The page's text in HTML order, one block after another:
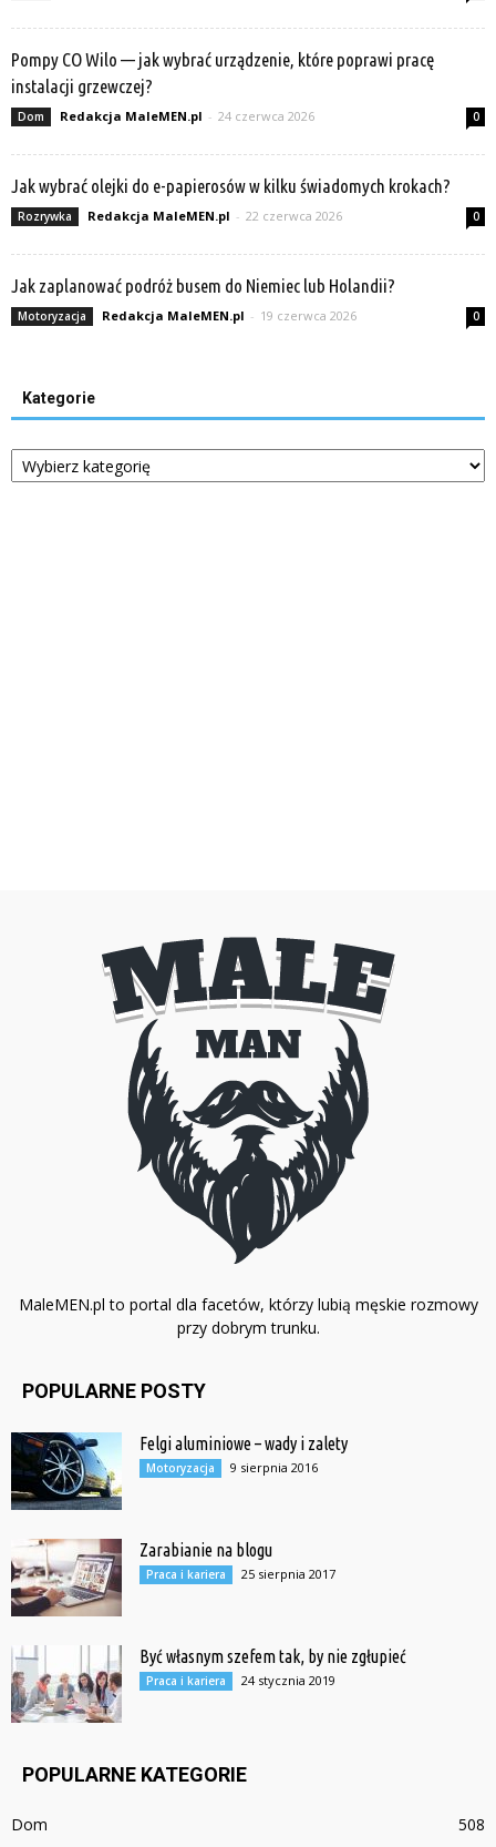
Pompy CO Wilo — jak wybrać urządzenie, które poprawi pracę
instalacji grzewczej?
Dom Redakcja MaleMEN.pl - 24 czerwca 2026 0
Jak wybrać olejki do e-papierosów w kilku świadomych krokach?
Rozrywka Redakcja MaleMEN.pl - 22 czerwca 2026 0
Jak zaplanować podróż busem do Niemiec lub Holandii?
Motoryzacja Redakcja MaleMEN.pl - 19 czerwca 2026 0
Kategorie
Kategorie
MaleMEN.pl to portal dla facetów, którzy lubią męskie rozmowy
przy dobrym trunku.
POPULARNE POSTY
Felgi aluminiowe – wady i zalety
Motoryzacja 9 sierpnia 2016
Zarabianie na blogu
Praca i kariera 25 sierpnia 2017
Być własnym szefem tak, by nie zgłupieć
Praca i kariera 24 stycznia 2019
POPULARNE KATEGORIE
Dom 508